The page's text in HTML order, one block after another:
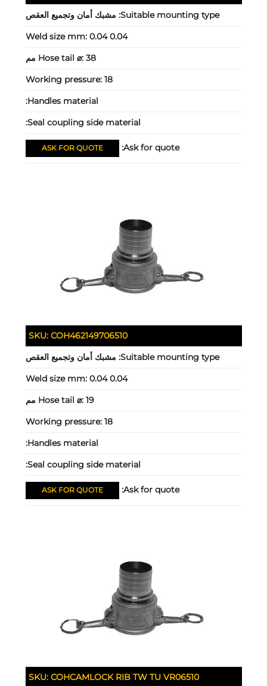
Suitable mounting type: مشبك أمان وتجميع العقص
Weld size mm: 0.04 0.04
Hose tail ⌀: 38 مم
Working pressure: 18
Handles material:
Seal coupling side material:
Ask for quote:
ASK FOR QUOTE
SKU: COH462149706510
Suitable mounting type: مشبك أمان وتجميع العقص
Weld size mm: 0.04 0.04
Hose tail ⌀: 19 مم
Working pressure: 18
Handles material:
Seal coupling side material:
Ask for quote:
ASK FOR QUOTE
SKU: COHCAMLOCK RIB TW TU VR06510